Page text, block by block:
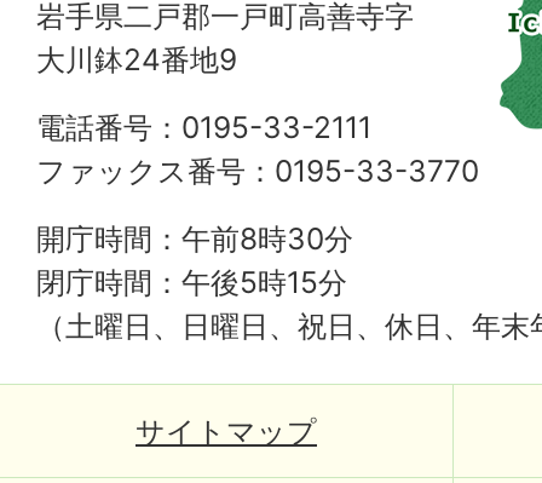
岩手県二戸郡一戸町高善寺字
大川鉢24番地9
電話番号：0195-33-2111
ファックス番号：0195-33-3770
開庁時間：午前8時30分
閉庁時間：午後5時15分
（土曜日、日曜日、祝日、休日、年
サイトマップ